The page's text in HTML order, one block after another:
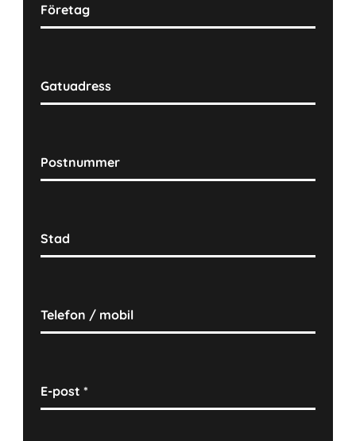
Företag
Gatuadress
Postnummer
Stad
Telefon / mobil
E-post*